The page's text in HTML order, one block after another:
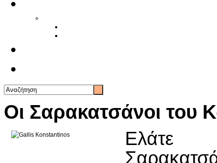
Οι Σαρακατσάνοι του
Ελάτε